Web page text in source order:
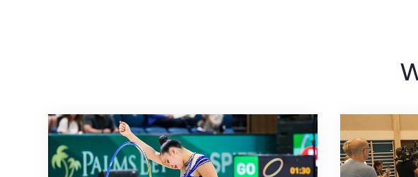
Nächster Halt: Weltmeisterschaft Mit klaren